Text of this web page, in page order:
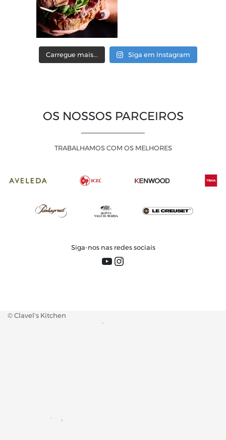
Carregue mais... Siga em Instagram
OS NOSSOS PARCEIROS
TRABALHAMOS COM OS MELHORES
Siga-nos nas redes sociais
YouTube
Instagram
© Clavel's Kitchen